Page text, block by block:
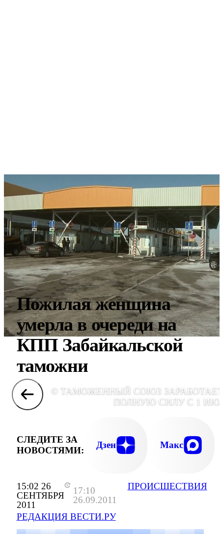
15:02 26
СЕНТЯБРЯ
2011
17:10
26.09.2011
РЕДАКЦИЯ ВЕСТИ.РУ
ПРОИСШЕСТВИЯ
Пожилая женщина
умерла в очереди на
КПП Забайкальской
таможни
© ТАМОЖЕННЫЙ СОЮЗ
ПОЛНУЮ СИЛУ С 1
СЛЕДИТЕ ЗА
НОВОСТЯМИ:
Дзен Макс